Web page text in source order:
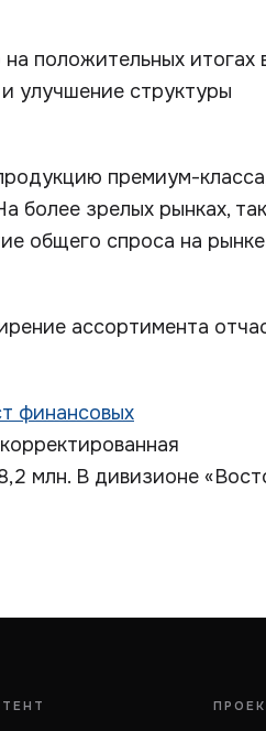
положительных итогах
улучшение структуры
премиум-
более зрелых рынках,
общего спроса на
ассортимента
финансовых
млн. В дивизионе